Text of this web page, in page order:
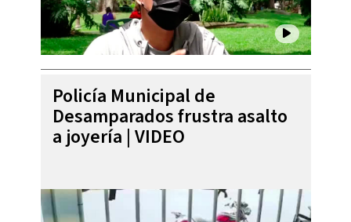
Policía Municipal de
Desamparados frustra asalto
a joyería | VIDEO